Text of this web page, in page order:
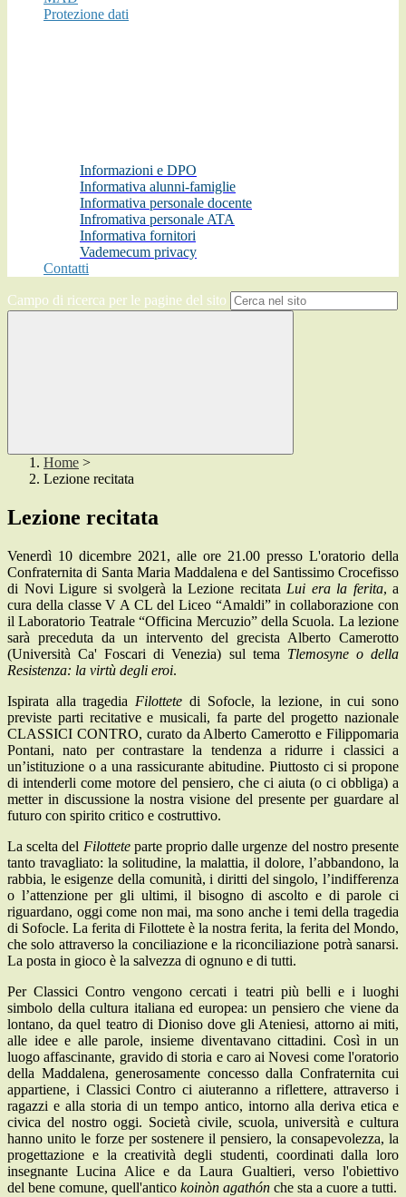
Protezione dati
Informazioni e DPO
Informativa alunni-famiglie
Informativa personale docente
Infromativa personale ATA
Informativa fornitori
Vademecum privacy
Contatti
Campo di ricerca per le pagine del sito
Home >
Lezione recitata
Lezione recitata
Venerdì 10 dicembre 2021, alle ore 21.00 presso L'oratorio della
Confraternita di Santa Maria Maddalena e del Santissimo Crocefisso
di Novi Ligure si svolgerà la Lezione recitata Lui era la ferita, a
cura della classe V A CL del Liceo “Amaldi” in collaborazione con
il Laboratorio Teatrale “Officina Mercuzio” della Scuola. La lezione
sarà preceduta da un intervento del grecista Alberto Camerotto
(Università Ca' Foscari di Venezia) sul tema Tlemosyne o della
Resistenza: la virtù degli eroi.
Ispirata alla tragedia Filottete di Sofocle, la lezione, in cui sono
previste parti recitative e musicali, fa parte del progetto nazionale
CLASSICI CONTRO, curato da Alberto Camerotto e Filippomaria
Pontani, nato per contrastare la tendenza a ridurre i classici a
un’istituzione o a una rassicurante abitudine. Piuttosto ci si propone
di intenderli come motore del pensiero, che ci aiuta (o ci obbliga) a
metter in discussione la nostra visione del presente per guardare al
futuro con spirito critico e costruttivo.
La scelta del Filottete parte proprio dalle urgenze del nostro presente
tanto travagliato: la solitudine, la malattia, il dolore, l’abbandono, la
rabbia, le esigenze della comunità, i diritti del singolo, l’indifferenza
o l’attenzione per gli ultimi, il bisogno di ascolto e di parole ci
riguardano, oggi come non mai, ma sono anche i temi della tragedia
di Sofocle. La ferita di Filottete è la nostra ferita, la ferita del Mondo,
che solo attraverso la conciliazione e la riconciliazione potrà sanarsi.
La posta in gioco è la salvezza di ognuno e di tutti.
Per Classici Contro vengono cercati i teatri più belli e i luoghi
simbolo della cultura italiana ed europea: un pensiero che viene da
lontano, da quel teatro di Dioniso dove gli Ateniesi, attorno ai miti,
alle idee e alle parole, insieme diventavano cittadini. Così in un
luogo affascinante, gravido di storia e caro ai Novesi come l'oratorio
della Maddalena, generosamente concesso dalla Confraternita cui
appartiene, i Classici Contro ci aiuteranno a riflettere, attraverso i
ragazzi e alla storia di un tempo antico, intorno alla deriva etica e
civica del nostro oggi. Società civile, scuola, università e cultura
hanno unito le forze per sostenere il pensiero, la consapevolezza, la
progettazione e la creatività degli studenti, coordinati dalla loro
insegnante Lucina Alice e da Laura Gualtieri, verso l'obiettivo
del bene comune, quell'antico koinòn agathón che sta a cuore a tutti.